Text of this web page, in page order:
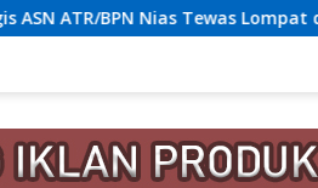
dari Lantai 12 Apartemen,